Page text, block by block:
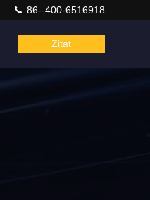
86--400-6516918
Zitat